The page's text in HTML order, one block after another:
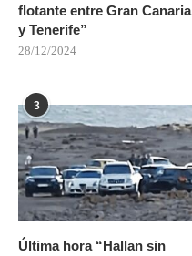
flotante entre Gran Canaria
y Tenerife”
28/12/2024
3
Última hora “Hallan sin